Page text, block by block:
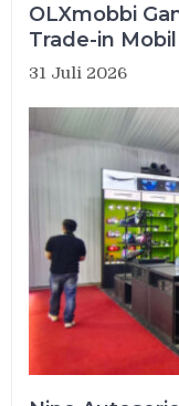
OLXmobbi
Trade-in
31 Juli 2026